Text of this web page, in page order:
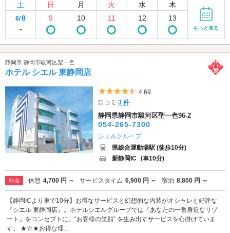
土 日 月 火 水 木
8/8
-
9 10 11 12 13
もっと見る
静岡県 静岡市駿河区聖一色
ホテル シエル 東静岡店
5つ星のうち4.5
4.69
口コミ3 件
静岡県静岡市駿河区聖一色96-2
054-265-7300
シエルグループ
県総合運動場駅 (徒歩10分)
新静岡IC (車10分)
料金 休憩 4,700 円 ～ サービスタイム 6,900 円 ～ 宿泊 8,800 円 ～
【静岡ICより車で10分】お得なサービスと幻想的な内装がオシャレと好評な
『シエル 東静岡店』。ホテルシエルグループでは『あなたの一番身近なリゾ
ート』をコンセプトに、“お客様の笑顔” を生み出すサービスを心掛けていま
す。 ★☆★お得な理...